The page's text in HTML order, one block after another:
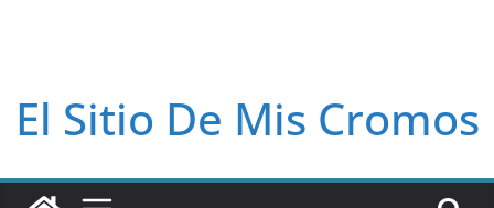
El Sitio De Mis Cromos